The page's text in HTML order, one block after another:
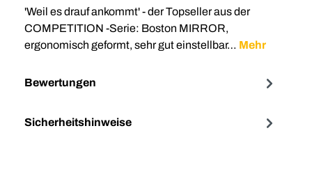
'Weil es drauf ankommt' - der Topseller aus der
COMPETITION -Serie: Boston MIRROR,
ergonomisch geformt, sehr gut einstellbar… Mehr
Bewertungen
Sicherheitshinweise